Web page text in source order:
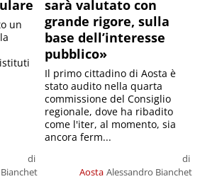
di
un
sarà valutato con
grande rigore, sulla
base dell’interesse
pubblico»
Aosta
di
Alessandro Bianchet
Il primo cittadino di Aosta è
stato audito nella quarta
commissione del Consiglio
regionale, dove ha ribadito
come l'iter, al momento, sia
ancora ferm...